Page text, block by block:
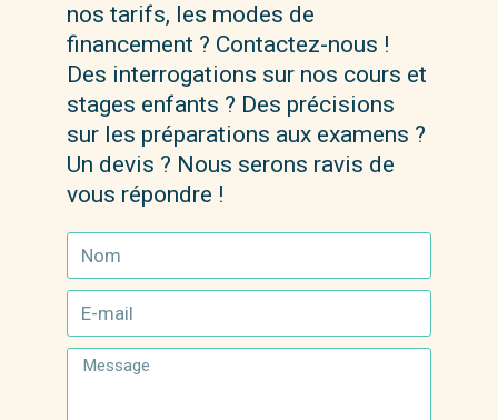
nos tarifs, les modes de
financement ? Contactez-nous !
Des interrogations sur nos cours et
stages enfants ? Des précisions
sur les préparations aux examens ?
Un devis ? Nous serons ravis de
vous répondre !